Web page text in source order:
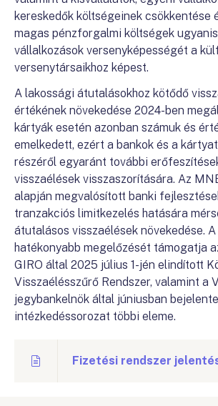
kereskedők költségeinek csökkentése
magas pénzforgalmi költségek
vállalkozások versenyképességét a
versenytársaikhoz képest.
A lakossági átutalásokhoz kötődő
értékének növekedése 2024-ben
kártyák esetén azonban számuk és
emelkedett, ezért a bankok és a
részéről egyaránt további
visszaélések visszaszorítására. Az
alapján megvalósított banki
tranzakciós limitkezelés hatására
átutalásos visszaélések növekedése.
hatékonyabb megelőzését támogatja
GIRO által 2025 július 1-jén elindított
Visszaélésszűrő Rendszer, valamint a
jegybankelnök által júniusban
intézkedéssorozat többi eleme.
Fizetési rendszer